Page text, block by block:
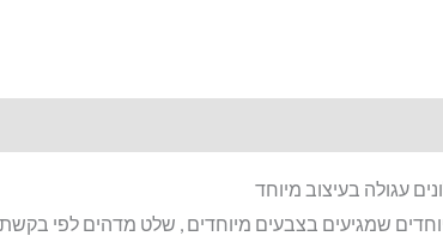
עגולה בעיצוב מיוחד
שמגיעים בצבעים מיוחדים , שלט מדהים לפי בקשת